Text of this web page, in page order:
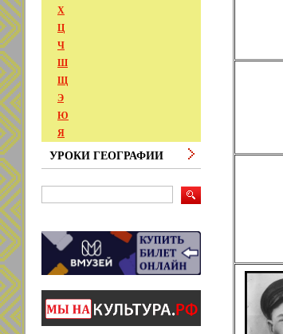
Х
Ц
Ч
Ш
Щ
Э
Ю
Я
УРОКИ ГЕОГРАФИИ